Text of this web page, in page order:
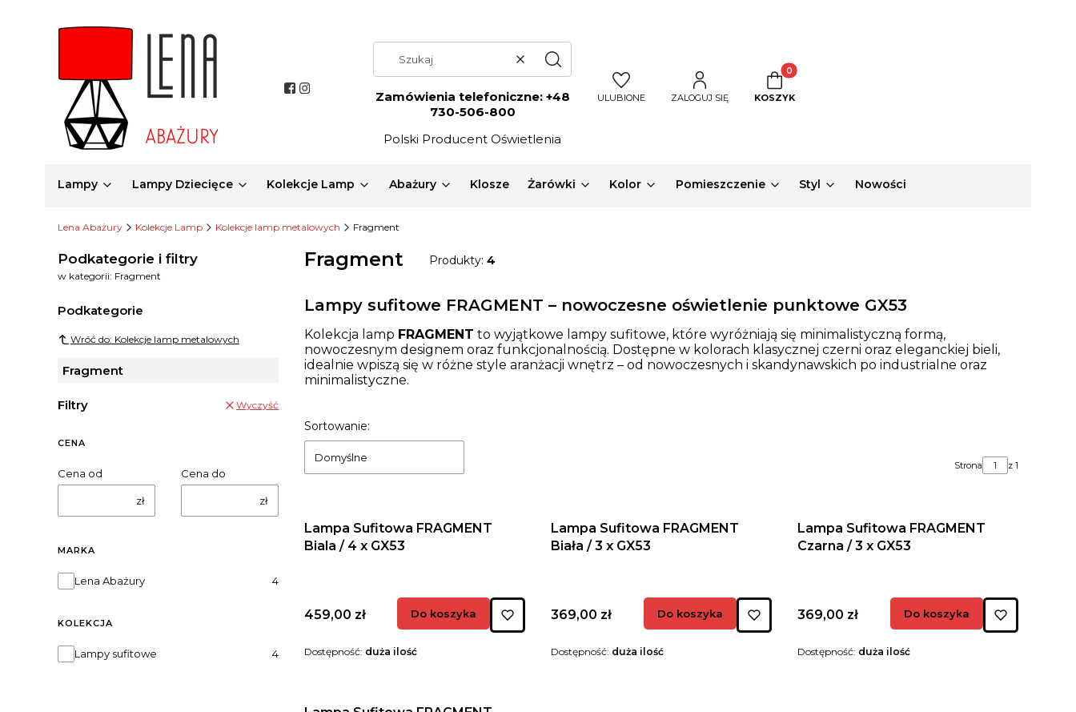
WyczyśćSzukaj
Zamówienia telefoniczne: +48
730-506-800
Polski Producent Oświetlenia
ULUBIONE ZALOGUJ SIĘ
Produkty w koszyku: 0. Zobacz szczegóły
KOSZYK
Lampy Lampy Dziecięce Kolekcje Lamp Abażury Klosze Żarówki Kolor Pomieszczenie Styl Nowości
Lena Abażury Kolekcje Lamp Kolekcje lamp metalowych Fragment
Podkategorie i filtry
w kategorii: Fragment
Podkategorie
Wróć do: Kolekcje lamp metalowych
Fragment
Filtry Wyczyść
CENA
Cena od
zł
Cena do
zł
MARKA
MarkaLena Abażury 4
KOLEKCJA
Kolekcja
Lampy sufitowe 4
Fragment Produkty: 4
Lampy sufitowe FRAGMENT – nowoczesne oświetlenie punktowe GX53
Kolekcja lamp FRAGMENT to wyjątkowe lampy sufitowe, które wyróżniają się minimalistyczną formą,
nowoczesnym designem oraz funkcjonalnością. Dostępne w kolorach klasycznej czerni oraz eleganckiej bieli,
idealnie wpiszą się w różne style aranżacji wnętrz – od nowoczesnych i skandynawskich po industrialne oraz
minimalistyczne.
Lista produktów
Sortowanie:
Domyślne
Strona z 1
Lampa Sufitowa FRAGMENT
Biala / 4 x GX53
Cena
459,00 zł Do koszyka
Dostępność: duża ilość
Lampa Sufitowa FRAGMENT
Biała / 3 x GX53
Cena
369,00 zł Do koszyka
Dostępność: duża ilość
Lampa Sufitowa FRAGMENT
Czarna / 3 x GX53
Cena
369,00 zł Do koszyka
Dostępność: duża ilość